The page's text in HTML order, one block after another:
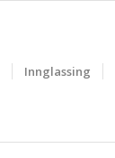
Innglassing